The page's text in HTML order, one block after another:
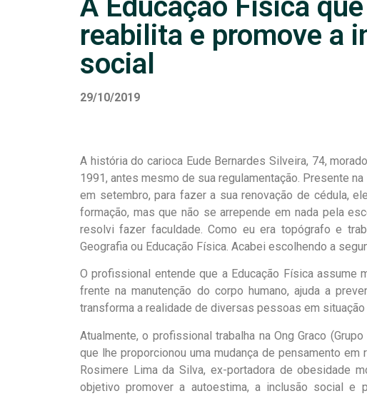
A Educação Física
reabilita e promove a
social
29/10/2019
A história do carioca Eude Bernardes Silveira, 74,
1991, antes mesmo de sua regulamentação. Presente
em setembro, para fazer a sua renovação de cédula,
formação, mas que não se arrepende em nada pela
resolvi fazer faculdade. Como eu era topógrafo e
Geografia ou Educação Física. Acabei escolhendo a
O profissional entende que a Educação Física assume
frente na manutenção do corpo humano, ajuda a
transforma a realidade de diversas pessoas em
Atualmente, o profissional trabalha na Ong Graco
que lhe proporcionou uma mudança de pensamento
Rosimere Lima da Silva, ex-portadora de obesidade
objetivo promover a autoestima, a inclusão social